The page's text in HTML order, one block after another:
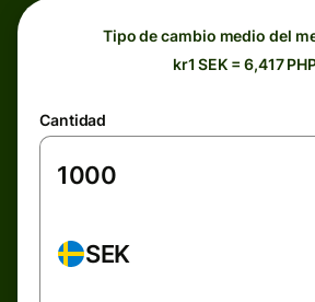
Tipo de cambio medio del
kr1 SEK = 6,417
Cantidad
SEK